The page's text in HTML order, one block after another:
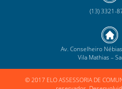
(13) 3321-
Av. Conselheiro
Vila Mathias –
© 2017 ELO ASSESSORIA DE